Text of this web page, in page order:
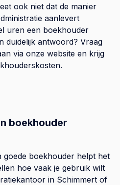
ook niet dat de manier
aanlevert
uren een boekhouder
duidelijk antwoord? Vraag
via onze website en krijg
boekhouder
goede boekhouder helpt het
hoe vaak je gebruik wilt
in Schimmert of